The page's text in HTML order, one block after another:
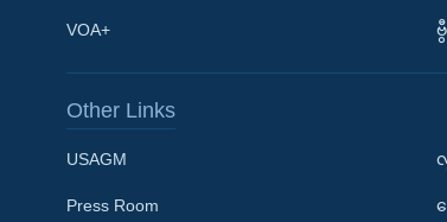
ဘာသာစကားများ
VOA+
Other Links
USAGM
Press Room